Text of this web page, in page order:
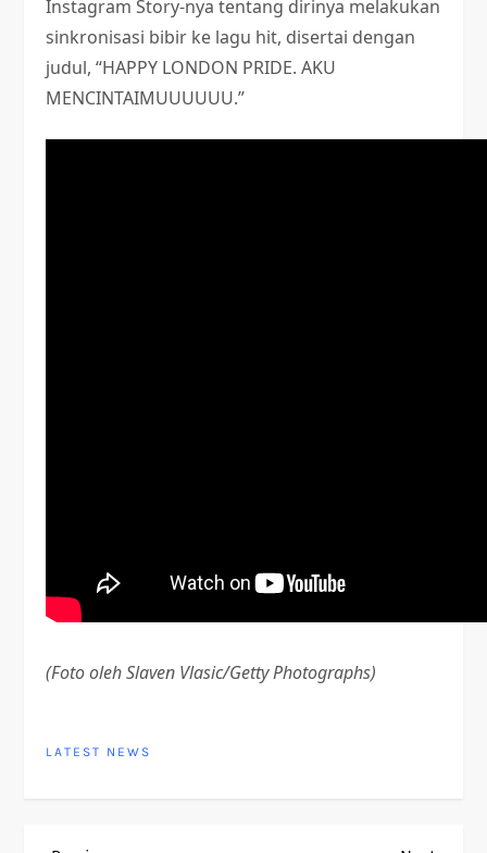
Instagram Story-nya tentang dirinya melakukan
sinkronisasi bibir ke lagu hit, disertai dengan
judul, “HAPPY LONDON PRIDE. AKU
MENCINTAIMUUUUUU.”
(Foto oleh Slaven Vlasic/Getty Photographs)
LATEST NEWS